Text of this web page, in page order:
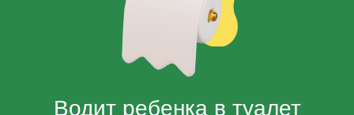
Что не делает
бебиситтер?